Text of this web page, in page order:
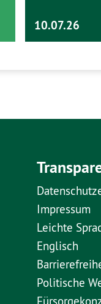
10.07.26
Impressum
Leichte
Englisch
Politische